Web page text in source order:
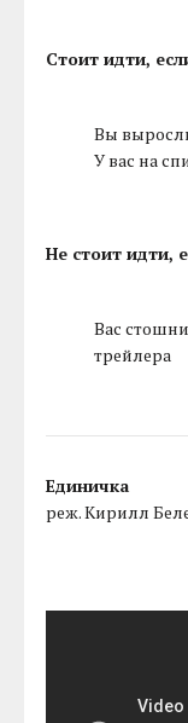
Стоит идти,
Вы
У вас на
Не стоит идти,
Вас
трейлера
Единичка
реж. Кирилл